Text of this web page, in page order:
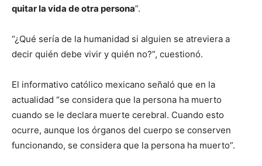
quitar la vida de otra persona”.
“¿Qué sería de la humanidad si alguien se atreviera a
decir quién debe vivir y quién no?”, cuestionó.
El informativo católico mexicano señaló que en la
actualidad “se considera que la persona ha muerto
cuando se le declara muerte cerebral. Cuando esto
ocurre, aunque los órganos del cuerpo se conserven
funcionando, se considera que la persona ha muerto”.